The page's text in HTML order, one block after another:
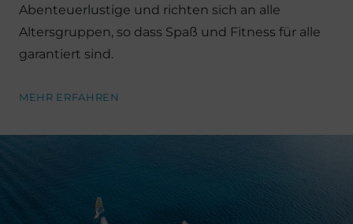
Abenteuerlustige und richten sich an alle
Altersgruppen, so dass Spaß und Fitness für alle
garantiert sind.
MEHR ERFAHREN